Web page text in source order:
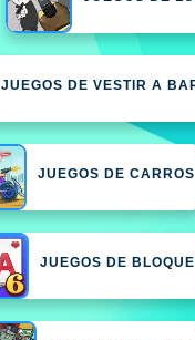
JUEGOS DE VESTIR A
JUEGOS DE CARROS
JUEGOS DE